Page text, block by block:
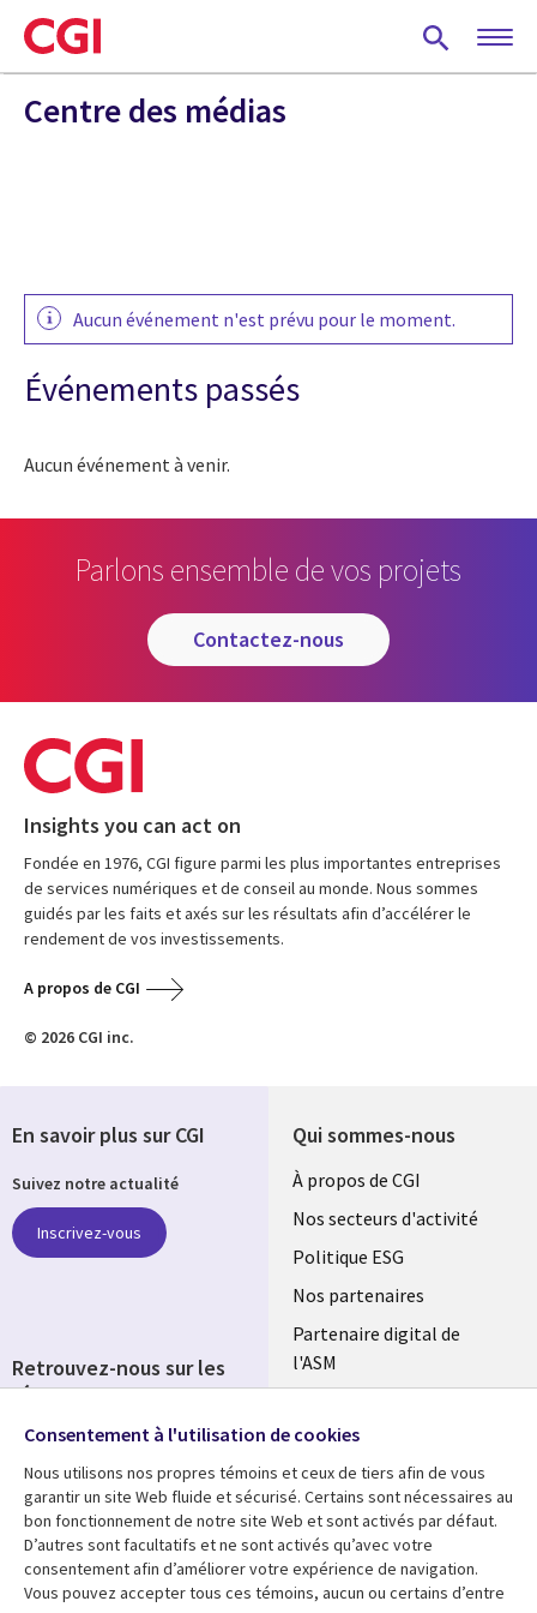
Skip
to
main
content
Centre des médias
Aucun événement n'est prévu pour le moment.
Événements passés
Aucun événement à venir.
Parlons ensemble de vos projets
contactez-nous
Insights you can act on
Fondée en 1976, CGI figure parmi les plus importantes entreprises
de services numériques et de conseil au monde. Nous sommes
guidés par les faits et axés sur les résultats afin d’accélérer le
rendement de vos investissements.
A propos de CGI
© 2026 CGI inc.
Qui sommes-nous
Useful
links
FRANCE
À propos de CGI
Nos secteurs d'activité
Politique ESG
Nos partenaires
Partenaire digital de
l'ASM
Fusions
Ressources
Library
Articles
Support
Legal
Accessibilité
En savoir plus sur CGI
Suivez notre actualité
Inscrivez-vous
Retrouvez-nous sur les
réseaux
Social
Media
FRANCE
Consentement à l'utilisation de cookies
Nous utilisons nos propres témoins et ceux de tiers afin de vous
garantir un site Web fluide et sécurisé. Certains sont nécessaires au
bon fonctionnement de notre site Web et sont activés par défaut.
D’autres sont facultatifs et ne sont activés qu’avec votre
consentement afin d’améliorer votre expérience de navigation.
Vous pouvez accepter tous ces témoins, aucun ou certains d’entre